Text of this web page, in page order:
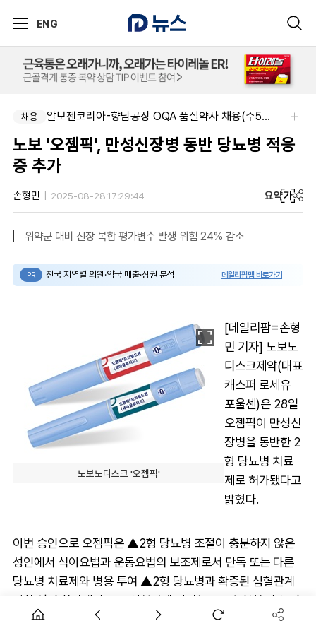
ENG
채용 알보젠코리아-향남공장 OQA 품질약사 채용(주5일/파트타임 가능)
노보 '오젬픽', 만성신장병 동반 당뇨병 적응
증 추가
손형민 2025-08-28 17:29:44 요약가
위약군 대비 신장 복합 평가변수 발생 위험 24% 감소
PR 전국 지역별 의원·약국 매출·상권 분석 데일리팜맵 바로가기
노보노디스크 '오젬픽'
[데일리팜=손형
민 기자] 노보노
디스크제약(대표
캐스퍼 로세유
포울센)은 28일
오젬픽이 만성신
장병을 동반한 2
형 당뇨병 치료
제로 허가됐다고
밝혔다.
이번 승인으로 오젬픽은 ▲2형 당뇨병 조절이 충분하지 않은
성인에서 식이요법과 운동요법의 보조제로서 단독 또는 다른
당뇨병 치료제와 병용 투여 ▲2형 당뇨병과 확증된 심혈관계
질환 성인 환자에서 주요 심혈관계 사건(MACE) 위험 감소 적
응증에 이어 국내 출시된 GLP-1RA 계열 제2형 당뇨병 치료제